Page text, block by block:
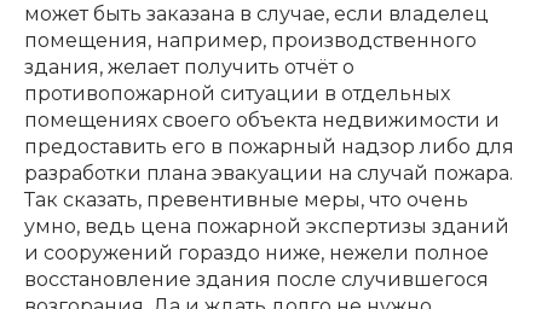
может быть заказана в случае, если владелец
помещения, например, производственного
здания, желает получить отчёт о
противопожарной ситуации в отдельных
помещениях своего объекта недвижимости и
предоставить его в пожарный надзор либо для
разработки плана эвакуации на случай пожара.
Так сказать, превентивные меры, что очень
умно, ведь цена пожарной экспертизы зданий
и сооружений гораздо ниже, нежели полное
восстановление здания после случившегося